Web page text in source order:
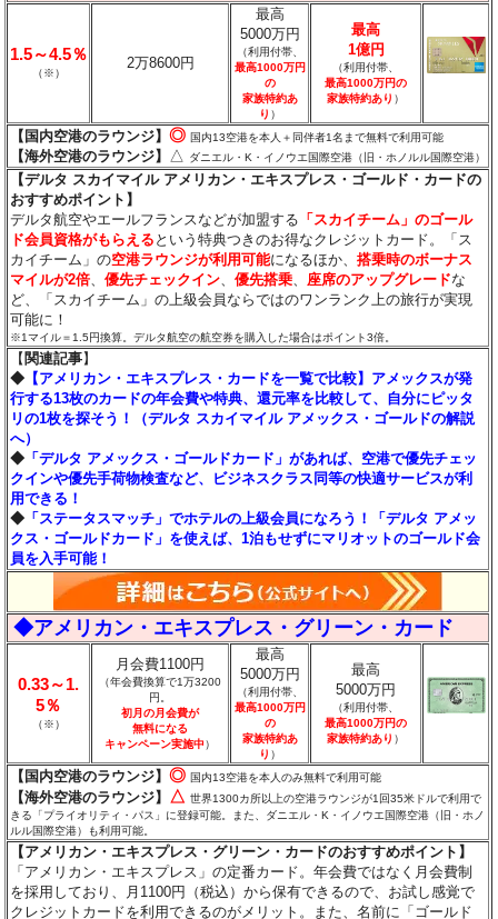
1.5～4.5％
（※）
2万8600円
最高
5000万円
（利用付帯、
最高1000万円
の
家族特約あ
り ）
最高
1億円
（利用付帯、
最高1000万円の
家族特約あり ）
【国内空港のラウンジ】◎国内13空港を本人＋同伴者1名まで無料で利用可能
【海外空港のラウンジ】 △ ダニエル・K・イノウエ国際空港（旧・ホノルル国際空港）
【デルタ スカイマイル アメリカン・エキスプレス・ゴールド・カードの
おすすめポイント】
デルタ航空やエールフランスなどが加盟する 「スカイチーム」のゴール
ド会員資格がもらえる という特典つきのお得なクレジットカード。「ス
カイチーム」の空港ラウンジが利用可能になるほか、搭乗時のボーナス
マイルが2倍 、優先チェックイン 、優先搭乗 座席のアップグレードな
ど、「スカイチーム」の上級会員ならではのワンランク上の旅行が実現
可能に！
※1マイル＝1.5円換算。デルタ航空の航空券を購入した場合はポイント3倍。
【関連記事】
◆ 【アメリカン・エキスプレス・カードを一覧で比較】アメックスが発
行する13枚のカードの年会費や特典、還元率を比較して、自分にピッタ
リの1枚を探そう！（デルタ スカイマイル アメックス・ゴールドの解説
へ）
◆ 「デルタ アメックス・ゴールドカード」があれば、空港で優先チェッ
クインや優先手荷物検査など、ビジネスクラス同等の快適サービスが利
用できる！
◆ 「ステータスマッチ」でホテルの上級会員になろう！「デルタ アメッ
クス・ゴールドカード」を使えば、1泊もせずにマリオットのゴールド会
員を入手可能！
◆アメリカン・エキスプレス・グリーン・カード
0.33～1.
5％
（※）
月会費1100円
（年会費換算で1万3200
円。
初月の月会費が
無料になる
キャンペーン実施中）
最高
5000万円
（利用付帯、
最高1000万円
の
家族特約あ
り ）
最高
5000万円
（利用付帯、
最高1000万円の
家族特約あり ）
【国内空港のラウンジ】◎国内13空港を本人のみ無料で利用可能
【海外空港のラウンジ】 △世界1300カ所以上の空港ラウンジが1回35米ドルで利用で
きる「プライオリティ・パス」に登録可能。また、ダニエル・K・イノウエ国際空港（旧・ホノ
ルル国際空港）も利用可能。
【アメリカン・エキスプレス・グリーン・カードのおすすめポイント】
「アメリカン・エキスプレス」の定番カード。年会費ではなく月会費制
を採用しており、月1100円（税込）から保有できるので、お試し感覚で
クレジットカードを利用できるのがメリット。また、名前に「ゴールド